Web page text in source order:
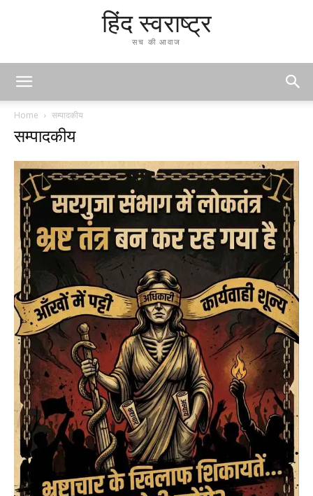
हिंद स्वराष्ट्र
सच की आवाज
Home सम्पादकीय
सम्पादकीय